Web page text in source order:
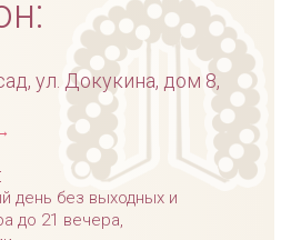
ул. Докукина, дом 8,
день без выходных и
до 21 вечера,